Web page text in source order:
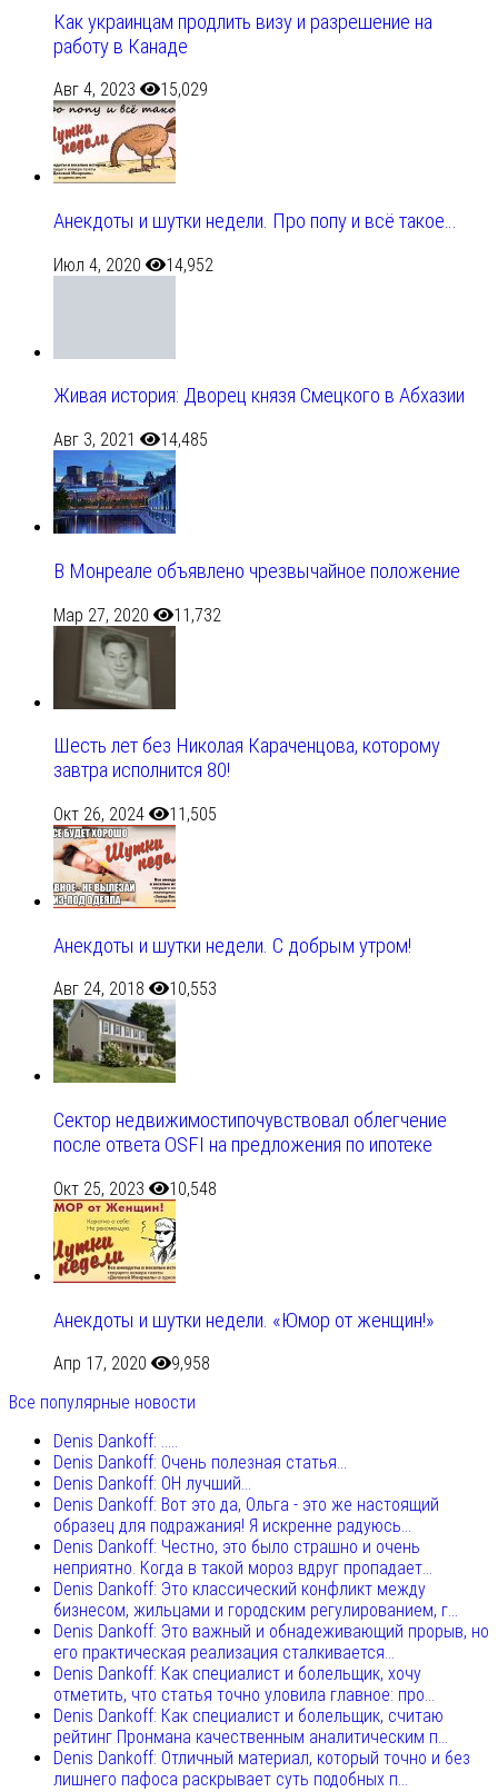
Как украинцам продлить визу и разрешение на
работу в Канаде
Авг 4, 2023 15,029
Анекдоты и шутки недели. Про попу и всё такое…
Июл 4, 2020 14,952
Живая история: Дворец князя Смецкого в Абхазии
Авг 3, 2021 14,485
В Монреале объявлено чрезвычайное положение
Мар 27, 2020 11,732
Шесть лет без Николая Караченцова, которому
завтра исполнится 80!
Окт 26, 2024 11,505
Анекдоты и шутки недели. С добрым утром!
Авг 24, 2018 10,553
Сектор недвижимостипочувствовал облегчение
после ответа OSFI на предложения по ипотеке
Окт 25, 2023 10,548
Анекдоты и шутки недели. «Юмор от женщин!»
Апр 17, 2020
9,958
Все популярные новости
Denis Dankoff: .....
Denis Dankoff: Очень полезная статья...
Denis Dankoff: ОН лучший...
Denis Dankoff: Вот это да, Ольга - это же настоящий
образец для подражания! Я искренне радуюсь...
Denis Dankoff: Честно, это было страшно и очень
неприятно. Когда в такой мороз вдруг пропадает...
Denis Dankoff: Это классический конфликт между
бизнесом, жильцами и городским регулированием, г...
Denis Dankoff: Это важный и обнадеживающий прорыв, но
его практическая реализация сталкивается...
Denis Dankoff: Как специалист и болельщик, хочу
отметить, что статья точно уловила главное: про...
Denis Dankoff: Как специалист и болельщик, считаю
рейтинг Пронмана качественным аналитическим п...
Denis Dankoff: Отличный материал, который точно и без
лишнего пафоса раскрывает суть подобных п...